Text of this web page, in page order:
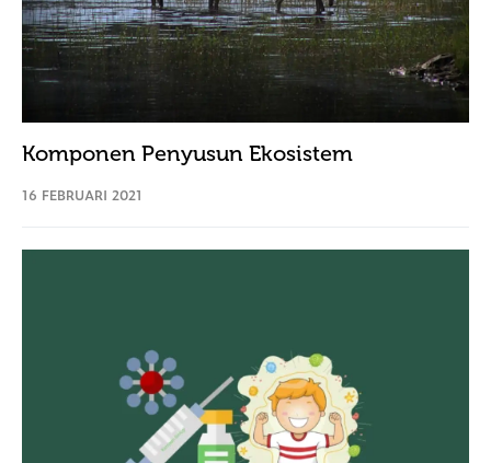
Komponen Penyusun Ekosistem
16 FEBRUARI 2021